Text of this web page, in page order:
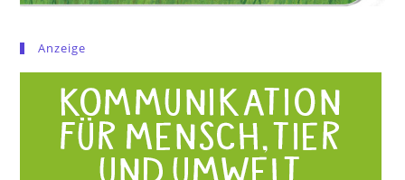
Anzeige